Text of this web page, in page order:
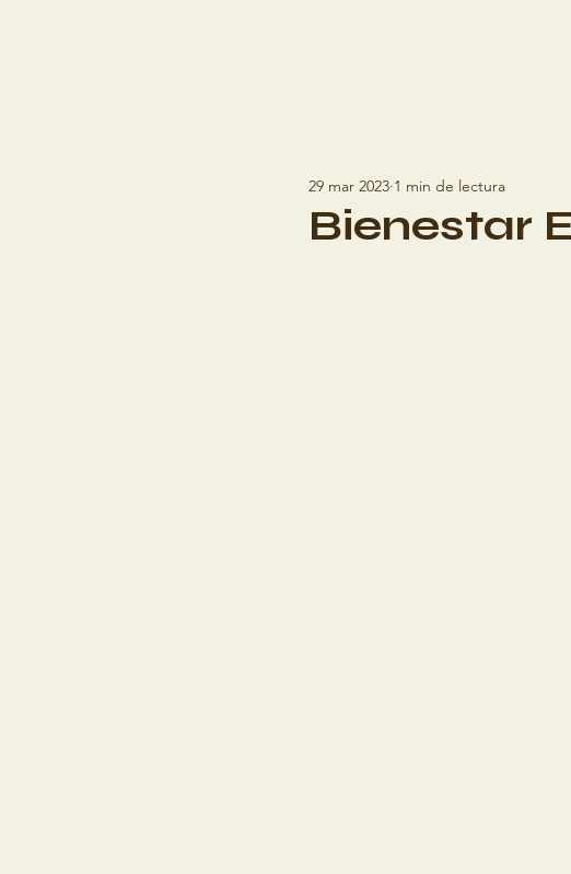
Bienestar
29 mar 2023 1 min de lectura